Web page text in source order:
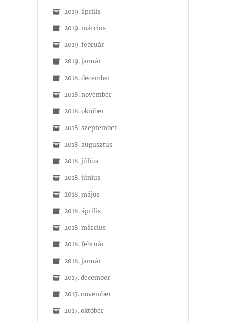
2019. április
2019. március
2019. február
2019. január
2018. december
2018. november
2018. október
2018. szeptember
2018. augusztus
2018. július
2018. június
2018. május
2018. április
2018. március
2018. február
2018. január
2017. december
2017. november
2017. október